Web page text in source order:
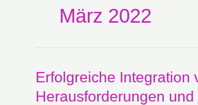
März 2022
Erfolgreiche Integration
Herausforderungen
Erfolgreiche
Integration
von